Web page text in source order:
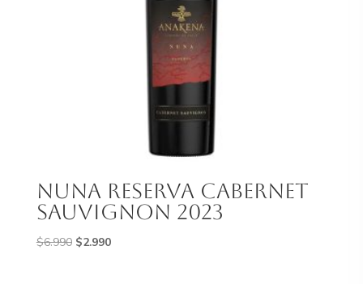
Nuna Reserva Cabernet
Sauvignon 2023
$6.990 El
$2.990El